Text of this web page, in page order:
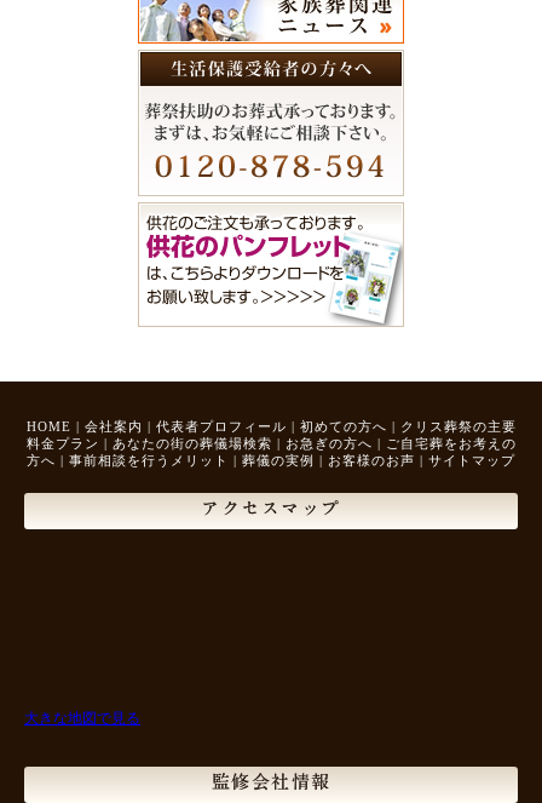
HOME | 会社案内 | 代表者プロフィール | 初めての方へ | クリス葬祭の主要
料金プラン | あなたの街の葬儀場検索 | お急ぎの方へ | ご自宅葬をお考えの
方へ | 事前相談を行うメリット | 葬儀の実例 | お客様のお声 | サイトマップ
アクセスマップ
大きな地図で見る
監修会社情報